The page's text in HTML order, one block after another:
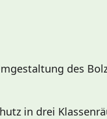
des
in drei